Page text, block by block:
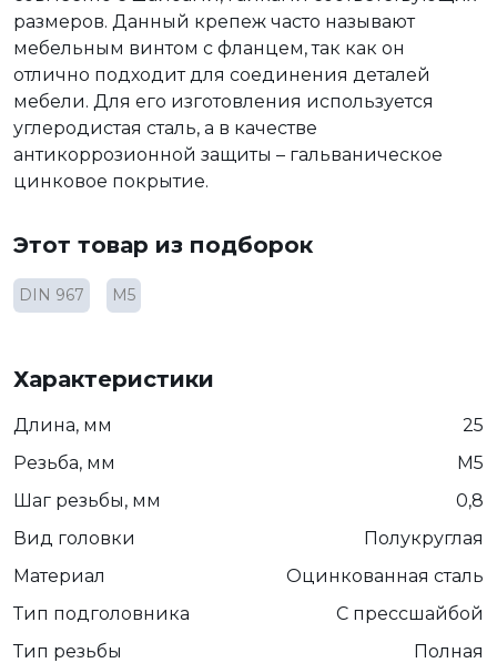
размеров. Данный крепеж часто называют
мебельным винтом с фланцем, так как он
отлично подходит для соединения деталей
мебели. Для его изготовления используется
углеродистая сталь, а в качестве
антикоррозионной защиты – гальваническое
цинковое покрытие.
Этот товар из подборок
DIN 967 М5
Характеристики
Длина, мм
25
Резьба, мм
М5
Шаг резьбы, мм
0,8
Вид головки
Полукруглая
Материал
Оцинкованная сталь
Тип подголовника
С прессшайбой
Тип резьбы
Полная